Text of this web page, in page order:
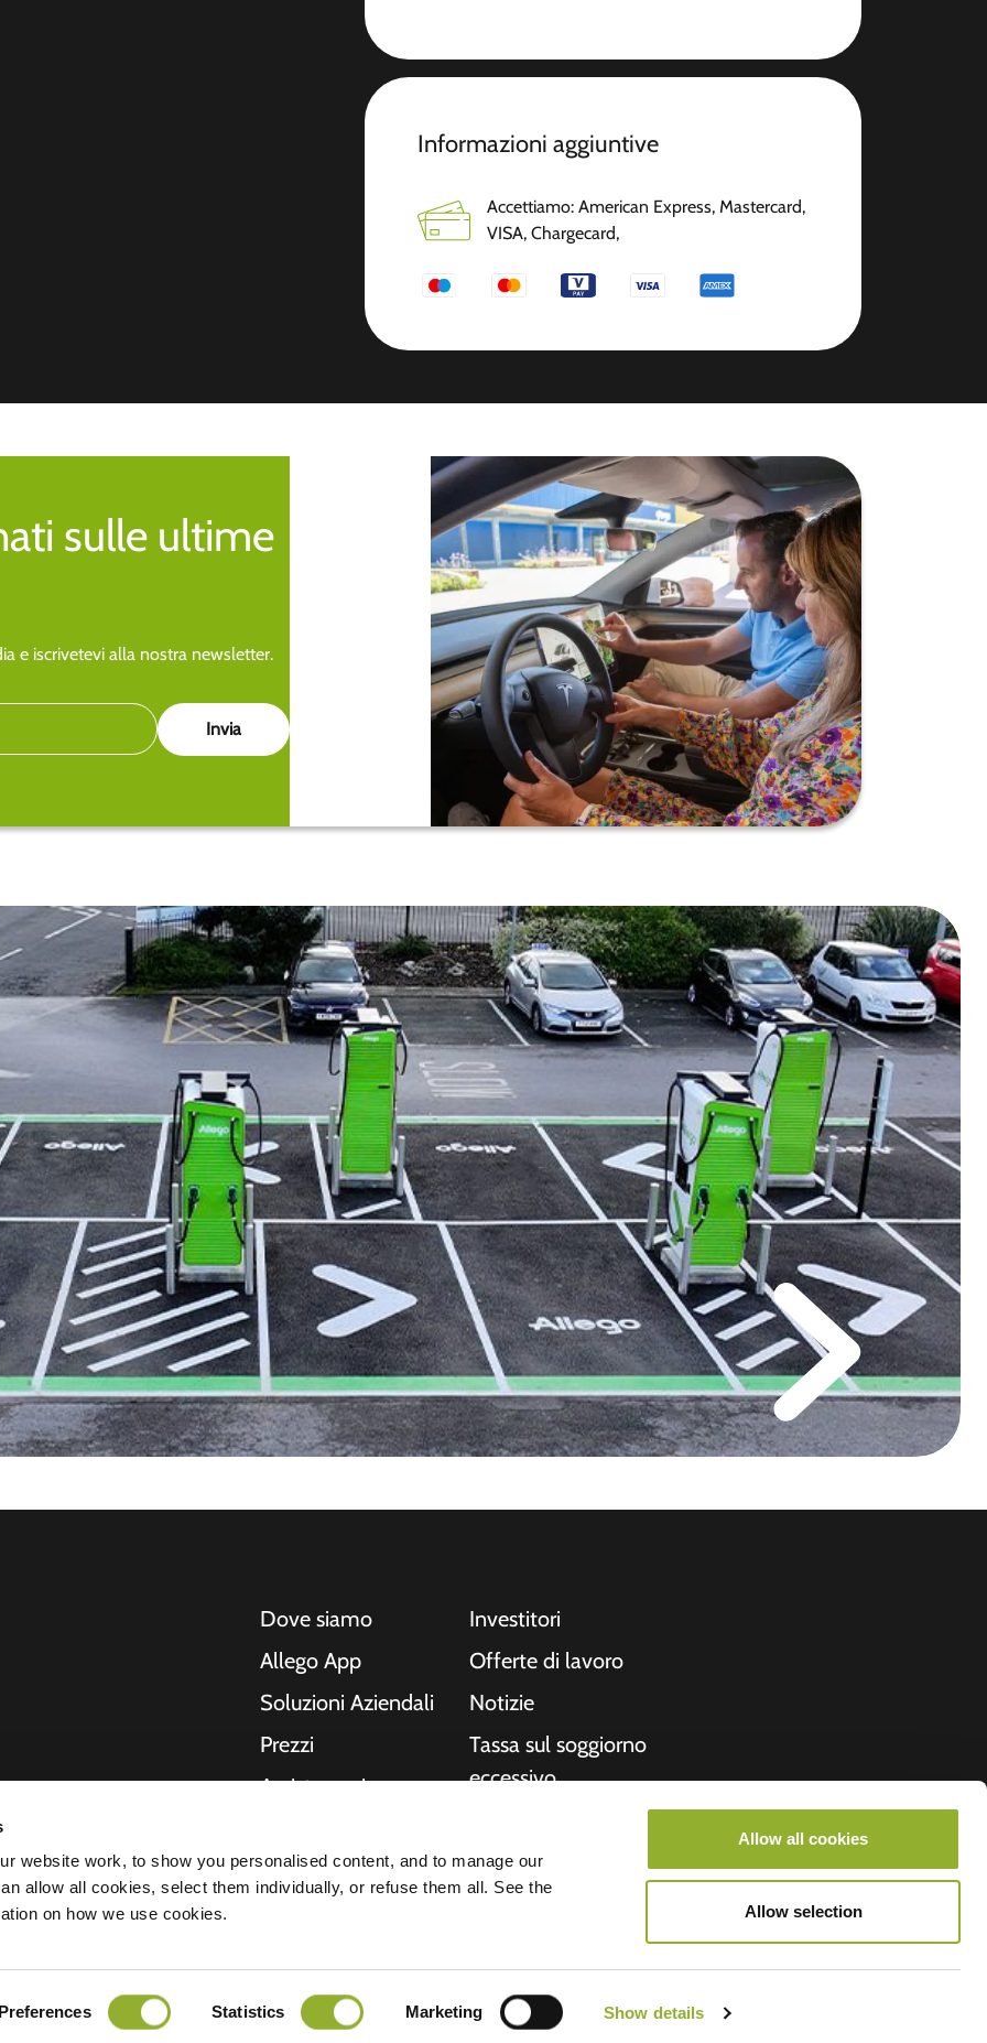
website work, to show you personalised content, and to manage our
allow all cookies, select them individually, or refuse them all. See the
on how we use cookies.
Preferences Statistics Marketing Show details
Allow all cookies
Allow selection
Informazioni aggiuntive
Accettiamo: American Express, Mastercard,
VISA, Chargecard,
sulle ultime
e iscrivetevi alla nostra newsletter.
autobus e
nostre soluzioni
e le città
bisogno, mentre
Dove siamo
Allego App
Soluzioni Aziendali
Prezzi
Assistenza in
NMBS
Fornitori
Investitori
Offerte di lavoro
Notizie
Tassa sul soggiorno
eccessivo
Informazioni su di
noi
Tutti i diritti riservati © 2026 - Allego B.V.
sulla privacy